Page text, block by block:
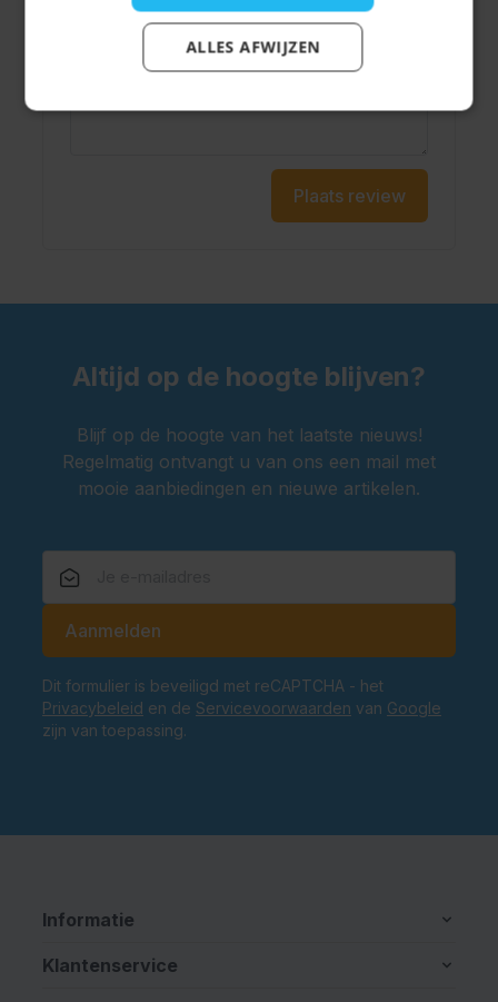
Schrijf je review hier...
Plaats review
Altijd op de hoogte blijven?
Blijf op de hoogte van het laatste nieuws!
Regelmatig ontvangt u van ons een mail met
mooie aanbiedingen en nieuwe artikelen.
Aanmelden
Dit formulier is beveiligd met reCAPTCHA - het
Privacybeleid en de Servicevoorwaarden van Google
zijn van toepassing.
Informatie
Klantenservice
ALLES AFWIJZEN